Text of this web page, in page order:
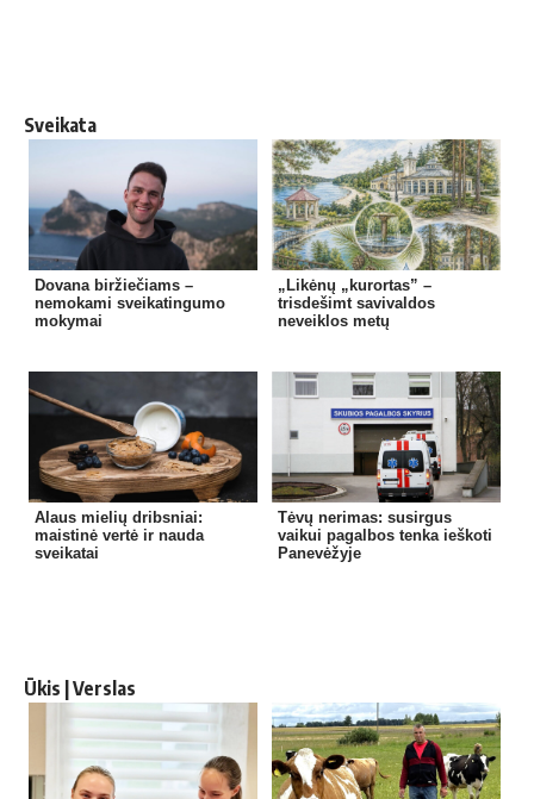
Sveikata
Dovana biržiečiams –
nemokami sveikatingumo
mokymai
„Likėnų „kurortas” –
trisdešimt savivaldos
neveiklos metų
Alaus mielių dribsniai:
maistinė vertė ir nauda
sveikatai
Tėvų nerimas: susirgus
vaikui pagalbos tenka ieškoti
Panevėžyje
Ūkis | Verslas